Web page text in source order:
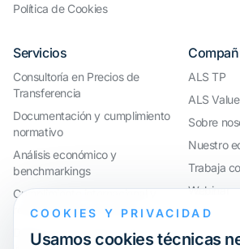
Política de Cookies
Servicios
Consultoría en Precios de
Transferencia
Documentación y cumplimiento
normativo
Análisis económico y
benchmarkings
Cumplimiento internacional y
reorganización de grupos
Defensa ante inspecciones y
ALS TP
ALS Value
Sobre
Nuestro
Trabaja
Webinar
COOKIES Y PRIVACIDAD
Usamos cookies técnicas